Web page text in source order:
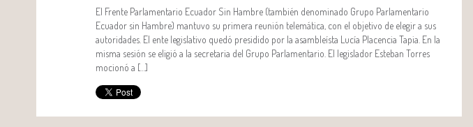
El Frente Parlamentario Ecuador Sin Hambre (también denominado Grupo Parlamentario
Ecuador sin Hambre) mantuvo su primera reunión telemática, con el objetivo de elegir a sus
autoridades. El ente legislativo quedó presidido por la asambleísta Lucía Placencia Tapia. En la
misma sesión se eligió a la secretaria del Grupo Parlamentario. El legislador Esteban Torres
mocionó a […]